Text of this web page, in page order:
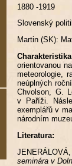
1880 -1919
Slovenský
Martin (SK):
orientovanou
meteorologie,
neúplných
Chvolson, G.
v Paříži.
exemplářů v
národním
Literatura:
seminára v